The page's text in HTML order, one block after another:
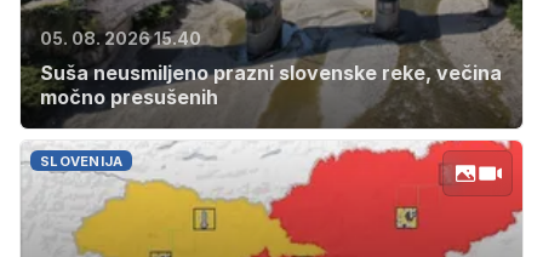
05. 08. 2026 15.40
Suša neusmiljeno prazni slovenske reke, večina
močno presušenih
SLOVENIJA